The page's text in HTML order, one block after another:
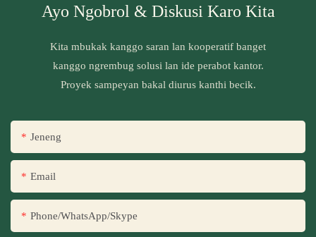
Ayo Ngobrol & Diskusi Karo Kita
Kita mbukak kanggo saran lan kooperatif banget
kanggo ngrembug solusi lan ide perabot kantor.
Proyek sampeyan bakal diurus kanthi becik.
Jeneng
Email
Phone/WhatsApp/Skype